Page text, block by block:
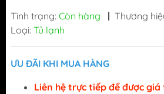
Tình trạng: Còn hàng | Thương
Loại: Tủ lạnh
ƯU ĐÃI KHI MUA HÀNG
Liên hệ trực tiếp để được